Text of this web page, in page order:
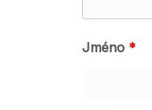
Jméno *